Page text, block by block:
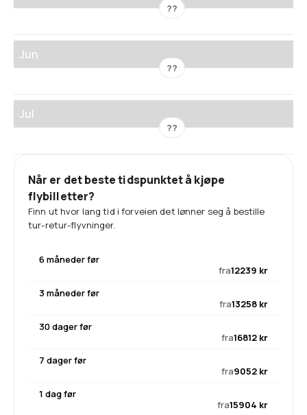
??
Jun
??
Jul
??
Når er det beste tidspunktet å kjøpe
flybilletter?
Finn ut hvor lang tid i forveien det lønner seg å bestille
tur-retur-flyvninger.
6 måneder før
fra12239 kr
3 måneder før
fra13258 kr
30 dager før
fra16812 kr
7 dager før
fra9052 kr
1 dag før
fra15904 kr